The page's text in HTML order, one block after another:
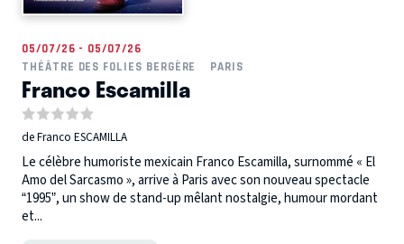
05/07/26 - 05/07/26
THÉÂTRE DES FOLIES BERGÈRE
PARIS
Franco Escamilla
de Franco ESCAMILLA
Le célèbre humoriste mexicain Franco Escamilla, surnommé « El
Amo del Sarcasmo », arrive à Paris avec son nouveau spectacle
“1995”, un show de stand-up mêlant nostalgie, humour mordant
et...